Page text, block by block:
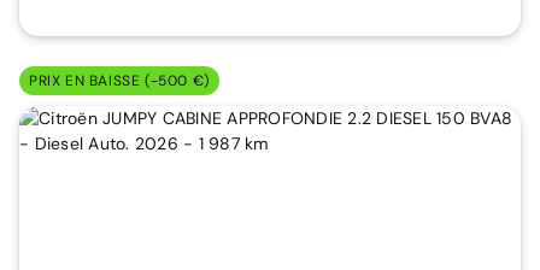
PRIX EN BAISSE (-500 €)